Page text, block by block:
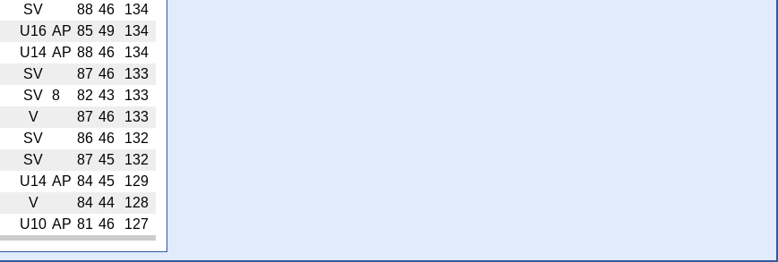
SV 88 46
134
U16 AP 85 49
134
U14 AP 88 46
134
SV 87 46
133
SV 8 82 43
133
V 87 46
133
SV 86 46
132
SV 87 45
132
U14 AP 84 45
129
V 84 44
128
U10 AP 81 46 127